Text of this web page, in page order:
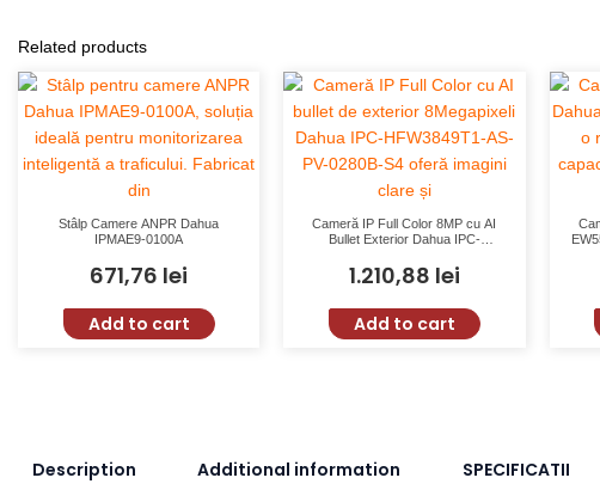
Related products
Stâlp Camere ANPR Dahua
IPMAE9-0100A
671,76 lei
Add to cart
Cameră IP Full Color 8MP cu AI
Bullet Exterior Dahua IPC-
1.210,88 lei
Add to cart
Description Additional information SPECIFICATII